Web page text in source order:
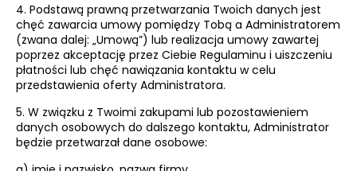
4. Podstawą prawną przetwarzania Twoich danych jest
chęć zawarcia umowy pomiędzy Tobą a Administratorem
(zwana dalej: „Umową”) lub realizacja umowy zawartej
poprzez akceptację przez Ciebie Regulaminu i uiszczeniu
płatności lub chęć nawiązania kontaktu w celu
przedstawienia oferty Administratora.
5. W związku z Twoimi zakupami lub pozostawieniem
danych osobowych do dalszego kontaktu, Administrator
będzie przetwarzał dane osobowe: